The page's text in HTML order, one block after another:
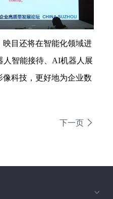
目还将在智能化领域进
人智能接待、 AI机器人展
科技，更好地为企业数
下一页